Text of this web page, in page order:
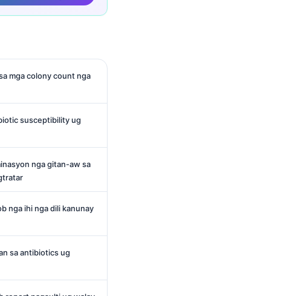
mga colony count nga
susceptibility ug
nga gitan-aw sa
nga ihi nga dili kanunay
sa antibiotics ug